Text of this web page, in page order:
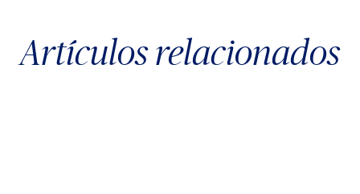
Artículos relacionados